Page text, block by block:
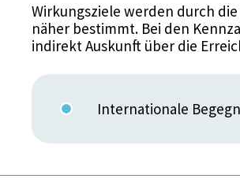
Wirkungsziele werden durch
näher bestimmt. Bei den
indirekt Auskunft über die
Internationale